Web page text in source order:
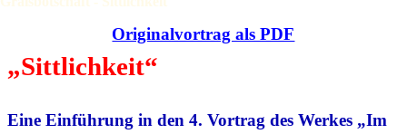
Originalvortrag als PDF
„Sittlichkeit“
Eine Einführung in den 4. Vortrag des Werkes „Im